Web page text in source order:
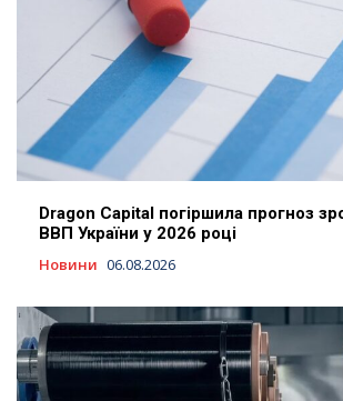
Dragon Capital погіршила прогноз
ВВП України у 2026 році
Новини 06.08.2026